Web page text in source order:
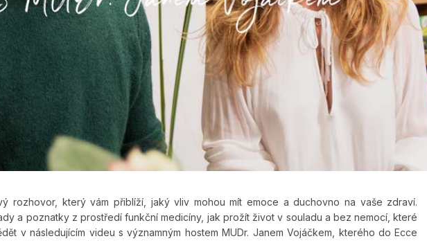
rozhovor, který vám přiblíží, jaký vliv mohou mít emoce a duchovno na vaše zdraví.
a poznatky z prostředí funkční medicíny, jak prožít život v souladu a bez nemocí, které
v následujícím videu s významným hostem MUDr. Janem Vojáčkem, kterého do Ecce